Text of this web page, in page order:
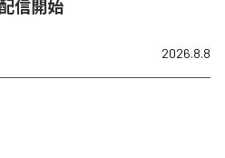
信開始
2026.8.8